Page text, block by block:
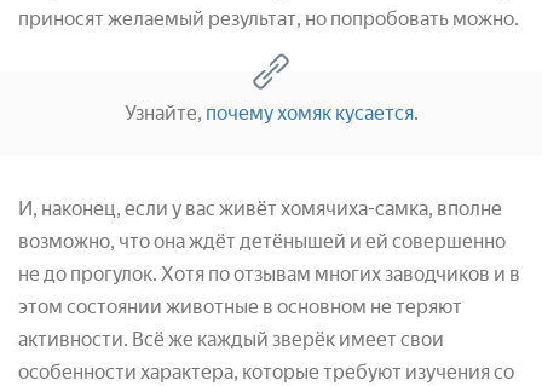
приносят желаемый результат, но попробовать можно.
Узнайте, почему хомяк кусается.
И, наконец, если у вас живёт хомячиха-самка, вполне
возможно, что она ждёт детёнышей и ей совершенно
не до прогулок. Хотя по отзывам многих заводчиков и в
этом состоянии животные в основном не теряют
активности. Всё же каждый зверёк имеет свои
особенности характера, которые требуют изучения со